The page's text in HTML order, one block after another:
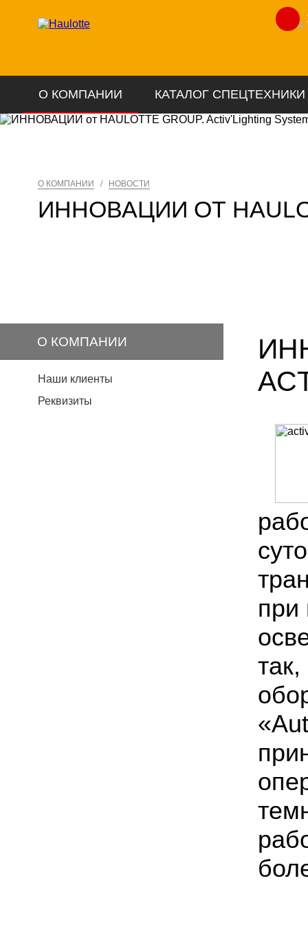
Лизинг
О КОМПАНИИ КАТАЛОГ СПЕЦТЕХНИКИ
О КОМПАНИИ / НОВОСТИ
ИННОВАЦИИ ОТ
О КОМПАНИИ
Наши клиенты
Реквизиты
при